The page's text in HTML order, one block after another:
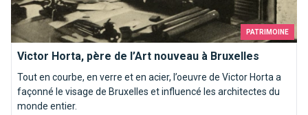
PATRIMOINE
Victor Horta, père de l’Art nouveau à Bruxelles
Tout en courbe, en verre et en acier, l’oeuvre de Victor Horta a
façonné le visage de Bruxelles et influencé les architectes du
monde entier.